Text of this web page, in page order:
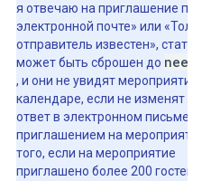
string
я отвечаю на приглашение по
электронной почте» или
отправитель известен»,
может быть сброшен до
, и они не увидят
календаре, если не изменят
ответ в электронном письме с
приглашением на
того, если на мероприятие
приглашено более 200 гостей,